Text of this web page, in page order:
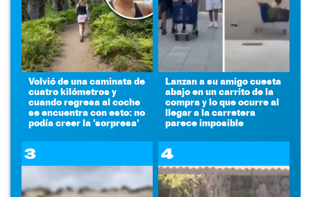
Volvió de una caminata de
cuatro kilómetros y
cuando regresa al coche
se encuentra con esto: no
podía creer la 'sorpresa'
Lanzan a su amigo cuesta
abajo en un carrito de la
compra y lo que ocurre al
llegar a la carretera
parece imposible
3 4